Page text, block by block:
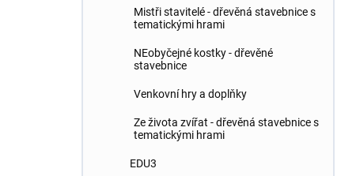
Mistři stavitelé - dřevěná stavebnice s
tematickými hrami
NEobyčejné kostky - dřevěné
stavebnice
Venkovní hry a doplňky
Ze života zvířat - dřevěná stavebnice s
tematickými hrami
EDU3